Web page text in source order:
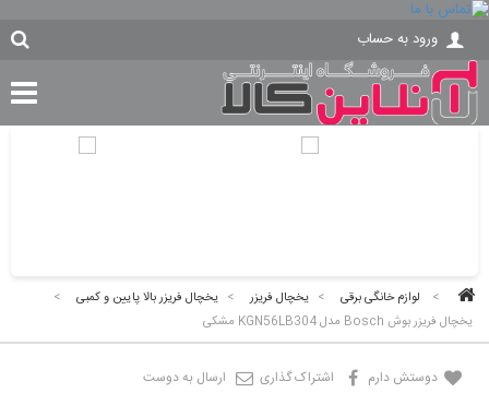
ورود به حساب
> لوازم خانگی برقی > یخچال فریزر > یخچال فریزر بالا پایین و کمبی
>
یخچال فریزر بوش Bosch مدل KGN56LB304 مشکی
دوستش دارم اشتراک گذاری ارسال به دوست